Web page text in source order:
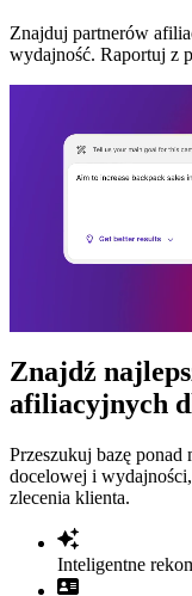
Znajduj partnerów
wydajność. Raportuj z
Znajdź
afiliacyjnych
Przeszukuj bazę
docelowej i
zlecenia klienta.
Inteligentne